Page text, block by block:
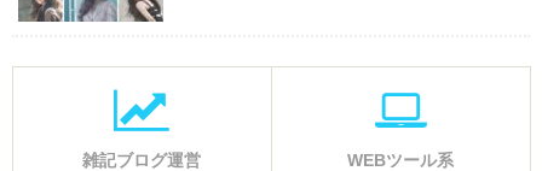
雑記ブログ運営 WEBツール系